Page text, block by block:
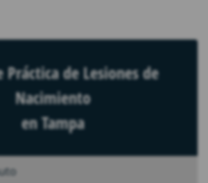
Práctica de Lesiones de
Nacimiento
en Tampa